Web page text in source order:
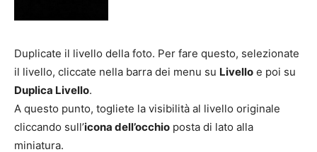
Duplicate il livello della foto. Per fare questo, selezionate
il livello, cliccate nella barra dei menu su Livello e poi su
Duplica Livello.
A questo punto, togliete la visibilità al livello originale
cliccando sull’icona dell’occhio posta di lato alla
miniatura.